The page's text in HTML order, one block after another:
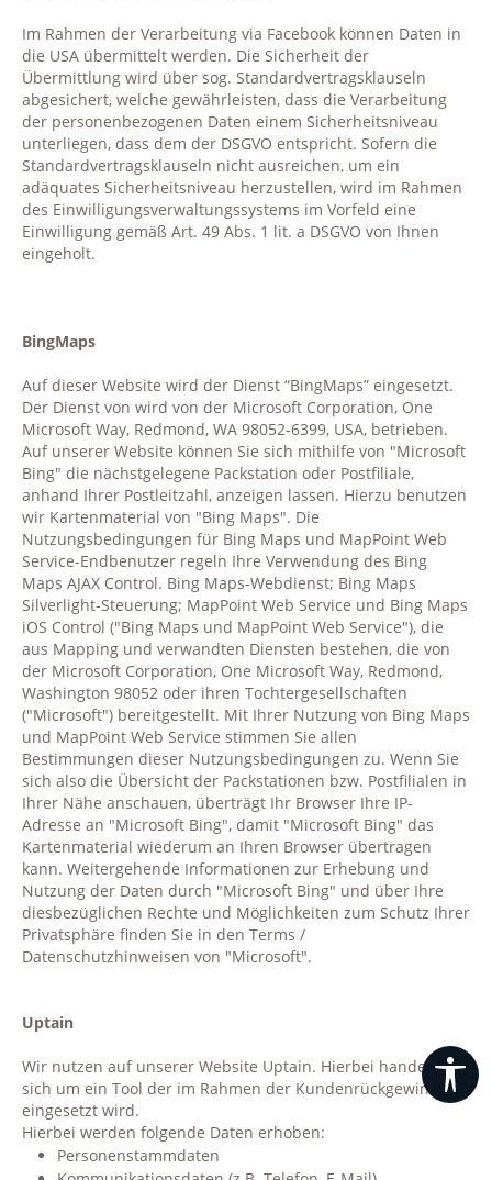
Im Rahmen der Verarbeitung via Facebook können Daten in
die USA übermittelt werden. Die Sicherheit der
Übermittlung wird über sog. Standardvertragsklauseln
abgesichert, welche gewährleisten, dass die Verarbeitung
der personenbezogenen Daten einem Sicherheitsniveau
unterliegen, dass dem der DSGVO entspricht. Sofern die
Standardvertragsklauseln nicht ausreichen, um ein
adäquates Sicherheitsniveau herzustellen, wird im Rahmen
des Einwilligungsverwaltungssystems im Vorfeld eine
Einwilligung gemäß Art. 49 Abs. 1 lit. a DSGVO von Ihnen
eingeholt.
BingMaps
Auf dieser Website wird der Dienst “BingMaps” eingesetzt.
Der Dienst von wird von der Microsoft Corporation, One
Microsoft Way, Redmond, WA 98052-6399, USA, betrieben.
Auf unserer Website können Sie sich mithilfe von "Microsoft
Bing" die nächstgelegene Packstation oder Postfiliale,
anhand Ihrer Postleitzahl, anzeigen lassen. Hierzu benutzen
wir Kartenmaterial von "Bing Maps". Die
Nutzungsbedingungen für Bing Maps und MapPoint Web
Service-Endbenutzer regeln Ihre Verwendung des Bing
Maps AJAX Control. Bing Maps-Webdienst; Bing Maps
Silverlight-Steuerung; MapPoint Web Service und Bing Maps
iOS Control ("Bing Maps und MapPoint Web Service"), die
aus Mapping und verwandten Diensten bestehen, die von
der Microsoft Corporation, One Microsoft Way, Redmond,
Washington 98052 oder ihren Tochtergesellschaften
("Microsoft") bereitgestellt. Mit Ihrer Nutzung von Bing Maps
und MapPoint Web Service stimmen Sie allen
Bestimmungen dieser Nutzungsbedingungen zu. Wenn Sie
sich also die Übersicht der Packstationen bzw. Postfilialen in
Ihrer Nähe anschauen, überträgt Ihr Browser Ihre IP-
Adresse an "Microsoft Bing", damit "Microsoft Bing" das
Kartenmaterial wiederum an Ihren Browser übertragen
kann. Weitergehende Informationen zur Erhebung und
Nutzung der Daten durch "Microsoft Bing" und über Ihre
diesbezüglichen Rechte und Möglichkeiten zum Schutz Ihrer
Privatsphäre finden Sie in den Terms /
Datenschutzhinweisen von "Microsoft".
Uptain
Wir nutzen auf unserer Website Uptain. Hierbei handelt es
sich um ein Tool der im Rahmen der Kundenrückgewinnung
eingesetzt wird.
Hierbei werden folgende Daten erhoben:
Personenstammdaten